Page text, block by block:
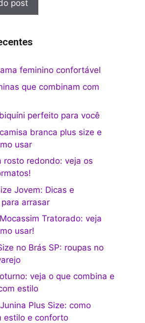
feminino confortável
que combinam com
perfeito para você
branca plus size e
usar
rosto redondo: veja os
Jovem: Dicas e
arrasar
Tratorado: veja
usar!
no Brás SP: roupas no
veja o que combina e
estilo
Plus Size: como
estilo e conforto